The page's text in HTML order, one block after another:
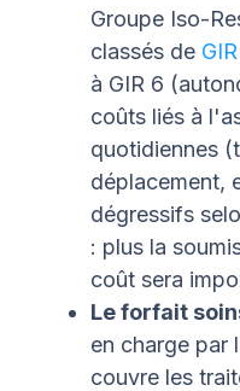
Groupe Iso-
classés de GIR
à GIR 6
coûts liés à
quotidiennes
déplacement,
dégressifs
: plus la
coût sera
Le forfait
en charge par
couvre les